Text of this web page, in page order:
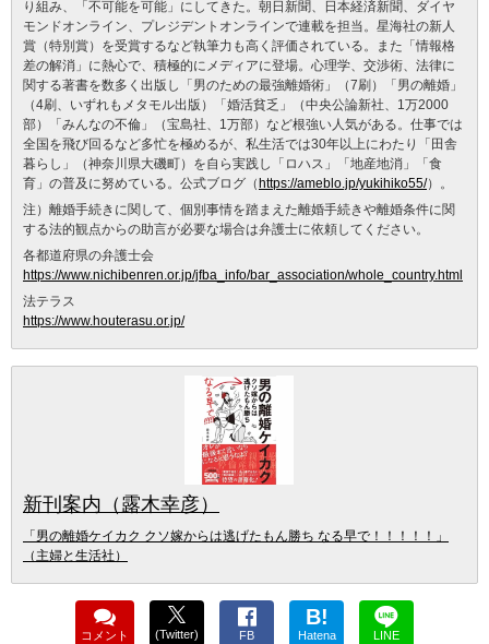
り組み、「不可能を可能」にしてきた。朝日新聞、日本経済新聞、ダイヤ
モンドオンライン、プレジデントオンラインで連載を担当。星海社の新人
賞（特別賞）を受賞するなど執筆力も高く評価されている。また「情報格
差の解消」に熱心で、積極的にメディアに登場。心理学、交渉術、法律に
関する著書を数多く出版し「男のための最強離婚術」（7刷）「男の離婚」
（4刷、いずれもメタモル出版）「婚活貧乏」（中央公論新社、1万2000
部）「みんなの不倫」（宝島社、1万部）など根強い人気がある。仕事では
全国を飛び回るなど多忙を極めるが、私生活では30年以上にわたり「田舎
暮らし」（神奈川県大磯町）を自ら実践し「ロハス」「地産地消」「食
育」の普及に努めている。公式ブログ（ https://ameblo.jp/yukihiko55/）。
注）離婚手続きに関して、個別事情を踏まえた離婚手続きや離婚条件に関
する法的観点からの助言が必要な場合は弁護士に依頼してください。
各都道府県の弁護士会
https://www.nichibenren.or.jp/jfba_info/bar_association/whole_country.html
法テラス
https://www.houterasu.or.jp/
新刊案内（露木幸彦）
「男の離婚ケイカク クソ嫁からは逃げたもん勝ち なる早で！！！！！」
（主婦と生活社）
コメント (Twitter) FB
B!
Hatena LINE